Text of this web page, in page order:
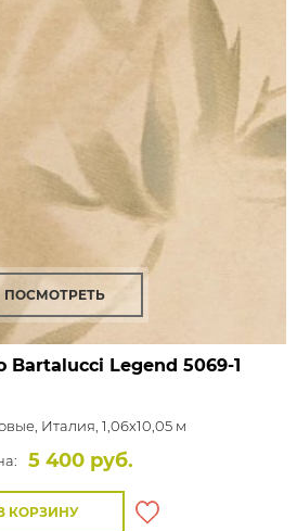
ПОСМОТРЕТЬ
Bartalucci Legend 5069-1
Италия, 1,06x10,05 м
5 400 руб.
КОРЗИНУ